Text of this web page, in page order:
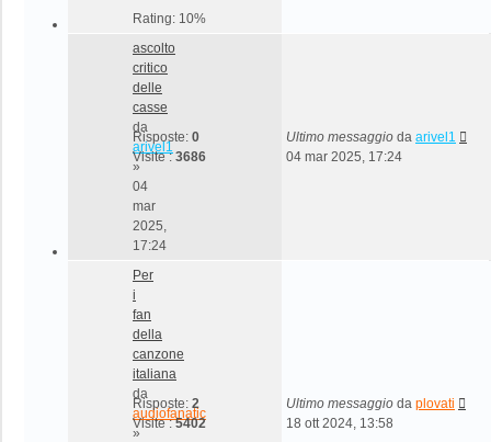
Rating: 10%
ascolto
critico
delle
casse
da
arivel1
»
04
mar
2025,
17:24
Risposte: 0
Visite :3686
Ultimo messaggio da arivel1
04 mar 2025, 17:24
Per
i
fan
della
canzone
italiana
da
audiofanatic
»
Risposte: 2
Visite :5402
Ultimo messaggio da plovati
18 ott 2024, 13:58